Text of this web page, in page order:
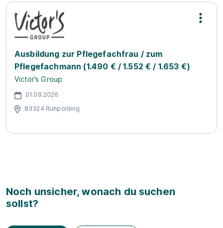
Ausbildung zur Pflegefachfrau / zum
Pflegefachmann (1.490 € / 1.552 € / 1.653 €)
Victor’s Group
01.09.2026
83324 Ruhpolding
Noch unsicher, wonach du suchen
sollst?